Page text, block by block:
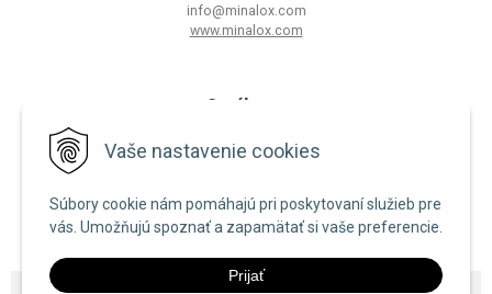
Vaše nastavenie cookies
Súbory cookie nám pomáhajú pri poskytovaní služieb pre
vás. Umožňujú spoznať a zapamätať si vaše preferencie.
Prijať
info@minalox.com
www.minalox.com
O nákupe
Zásady používania cookies